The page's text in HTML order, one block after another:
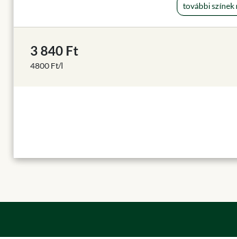
további színek
3 840 Ft
4800 Ft/l